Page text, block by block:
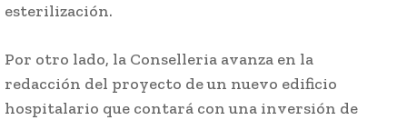
esterilización.
Por otro lado, la Conselleria avanza en la
redacción del proyecto de un nuevo edificio
hospitalario que contará con una inversión de